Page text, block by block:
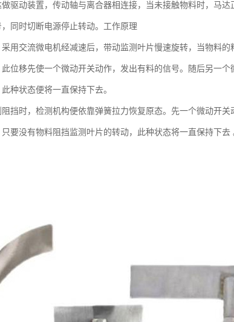
驱动装置，传动轴与离合器相连接，当未接触物料时，马
同时切断电源停止转动。工作原理
用交流微电机经减速后，带动监测叶片慢速旋转，当物料
位移先使一个微动开关动作，发出有料的信号。随后另一
种状态便将一直保持下去。
挡时，检测机构便依靠弹簧拉力恢复原态。先一个微动开
要没有物料阻挡监测叶片的转动，此种状态将一直保持下去